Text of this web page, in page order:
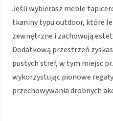
Jeśli wybierasz meble
tkaniny typu outdoor, które
zewnętrzne i zachowują
Dodatkową przestrzeń
pustych stref, w tym miejsc
wykorzystując pionowe
przechowywania drobnych